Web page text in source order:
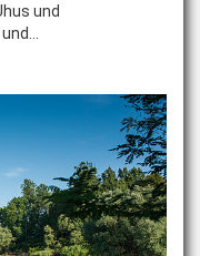
und